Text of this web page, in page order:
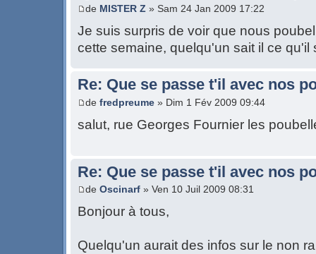
de MISTER Z » Sam 24 Jan 2009 17:22
Je suis surpris de voir que nous
cette semaine, quelqu'un sait il ce qu'il
Re: Que se passe t'il avec nos
de fredpreume » Dim 1 Fév 2009 09:44
salut, rue Georges Fournier les
Re: Que se passe t'il avec nos
de Oscinarf » Ven 10 Juil 2009 08:31
Bonjour à tous,
Quelqu'un aurait des infos sur le non